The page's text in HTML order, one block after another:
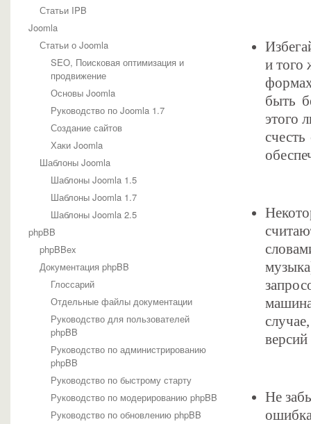
Статьи IPB
Joomla
Статьи о Joomla
SEO, Поисковая оптимизация и
продвижение
Основы Joomla
Руководство по Joomla 1.7
Создание сайтов
Хаки Joomla
Шаблоны Joomla
Шаблоны Joomla 1.5
Шаблоны Joomla 1.7
Шаблоны Joomla 2.5
phpBB
phpBBex
Документация phpBB
Глоссарий
Отдельные файлы документации
Руководство для пользователей
phpBB
Руководство по администрированию
phpBB
Руководство по быстрому старту
Руководство по модерированию phpBB
Руководство по обновлению phpBB
и того
быть
этого
версий
Не